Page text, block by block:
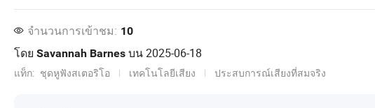
จำนวนการเข้าชม: 10
โดย Savannah Barnes บน2025-06-18
แท็ก: ชุดหูฟังสเตอริโอ เทคโนโลยีเสียง ประสบการณ์เสียงที่สมจริง